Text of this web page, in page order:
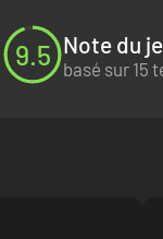
9.5 Note du
basé sur 15